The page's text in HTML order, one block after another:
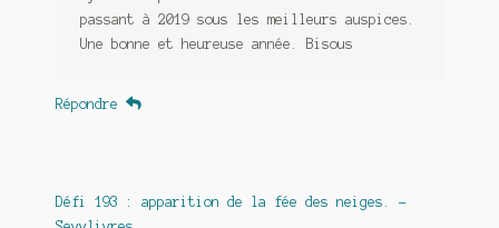
passant à 2019 sous les meilleurs auspices.
Une bonne et heureuse année. Bisous
Répondre
Défi 193 : apparition de la fée des neiges. -